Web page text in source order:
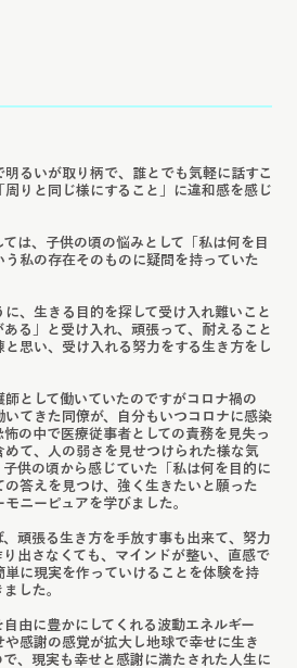
るいが取り柄で、誰とでも気軽に話すこ
りと同じ様にすること」に違和感を感じ
は、子供の頃の悩みとして「私は何を目
私の存在そのものに疑問を持っていた
、生きる目的を探して受け入れ難いこと
る」と受け入れ、頑張って、耐えること
思い、受け入れる努力をする生き方をし
として働いていたのですがコロナ禍の
てきた同僚が、自分もいつコロナに感染
の中で医療従事者としての責務を見失っ
めて、人の弱さを見せつけられた様な気
供の頃から感じていた「私は何を目的に
答えを見つけ、強く生きたいと願った
ニーピュアを学びました。
頑張る生き方を手放す事も出来て、努力
出さなくても、マインドが整い、直感で
単に現実を作っていけることを体験を持
した。
由に豊かにしてくれる波動エネルギー
感謝の感覚が拡大し地球で幸せに生き
、現実も幸せと感謝に満たされた人生に